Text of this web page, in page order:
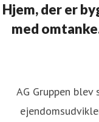
Hjem, der er
med
AG Gruppen